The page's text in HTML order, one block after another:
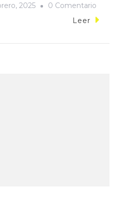
2025 0 Comentario
Falling
Leer